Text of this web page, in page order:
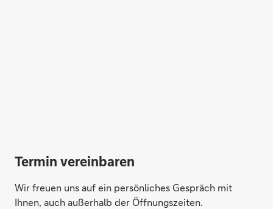
Termin vereinbaren
Wir freuen uns auf ein persönliches Gespräch mit
Ihnen, auch außerhalb der Öffnungszeiten.